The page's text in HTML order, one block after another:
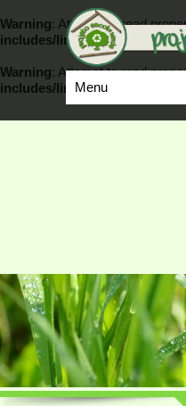
Warning: Attempt to read
includes/link-template.phpon
Warning: Attempt to read
includes/link-template.php
Menu